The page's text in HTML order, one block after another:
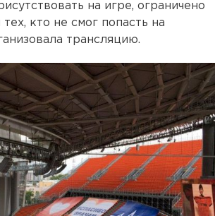
на игре, ограничено
кто не смог попасть на
трансляцию.